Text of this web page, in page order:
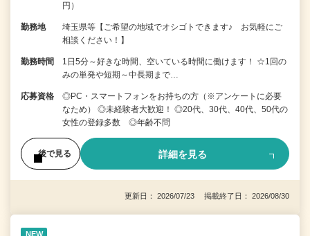
円）
勤務地
埼玉県等【ご希望の地域でオシゴトできます♪ お気軽にご
相談ください！】
勤務時間
1日5分～好きな時間、空いている時間に働けます！ ☆1回の
みの単発や短期～中長期まで…
応募資格
◎PC・スマートフォンをお持ちの方（※アンケートに必要
なため） ◎未経験者大歓迎！ ◎20代、30代、40代、50代の
女性の登録多数 ◎年齢不問
後で見る 詳細を見る
更新日： 2026/07/23 掲載終了日： 2026/08/30
NEW